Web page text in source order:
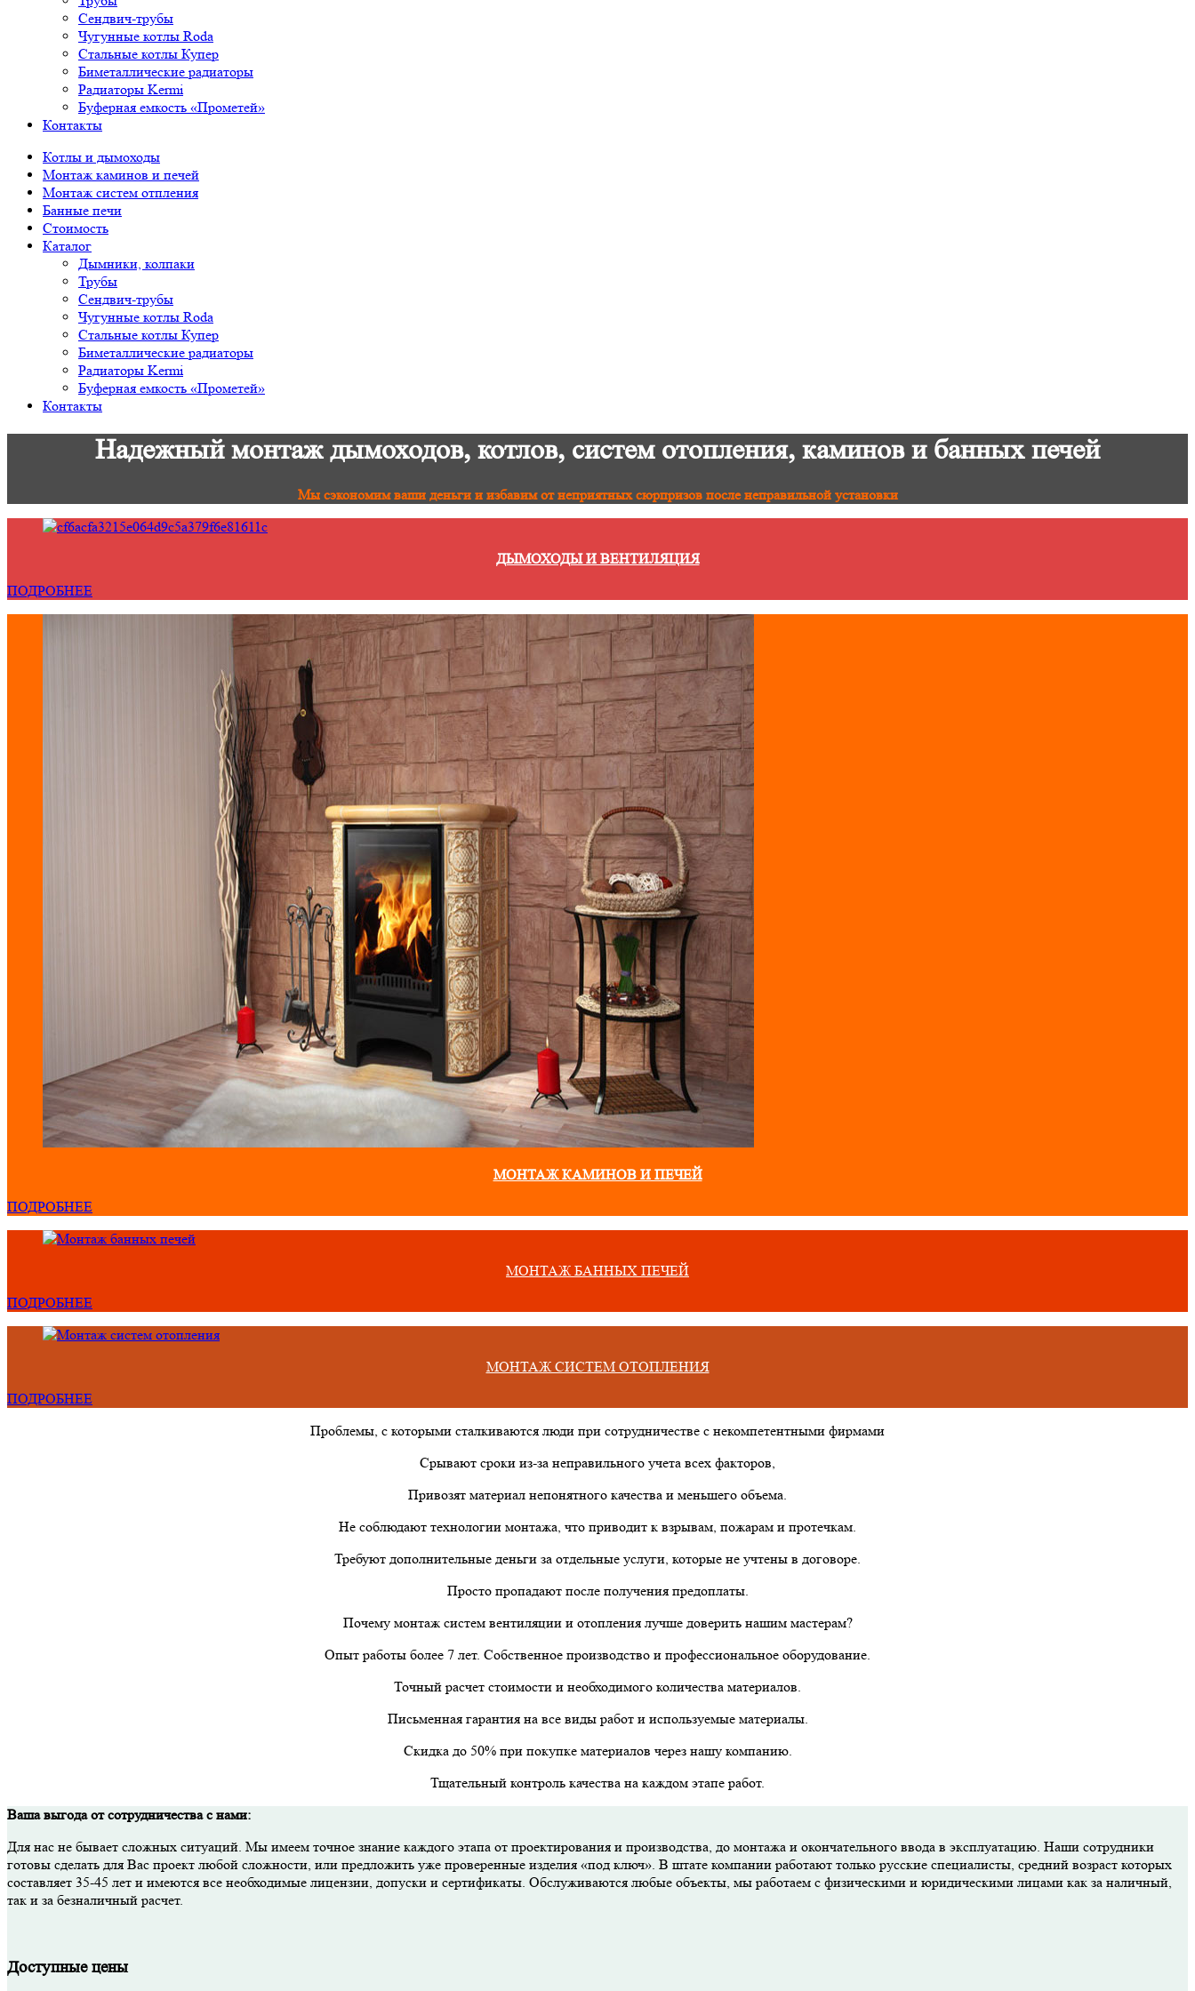
Сендвич-трубы
Чугунные котлы Roda
Стальные котлы Купер
Биметаллические радиаторы
Радиаторы Kermi
Буферная емкость «Прометей»
Контакты
Котлы и дымоходы
Монтаж каминов и печей
Монтаж систем отпления
Банные печи
Стоимость
Каталог
Дымники, колпаки
Трубы
Сендвич-трубы
Чугунные котлы Roda
Стальные котлы Купер
Биметаллические радиаторы
Радиаторы Kermi
Буферная емкость «Прометей»
Контакты
Надежный монтаж дымоходов, котлов, систем отопления, каминов и банных печей
Мы сэкономим ваши деньги и избавим от неприятных сюрпризов после неправильной установки
ДЫМОХОДЫ И ВЕНТИЛЯЦИЯ
ПОДРОБНЕЕ
МОНТАЖ КАМИНОВ И ПЕЧЕЙ
ПОДРОБНЕЕ
МОНТАЖ БАННЫХ ПЕЧЕЙ
ПОДРОБНЕЕ
МОНТАЖ СИСТЕМ ОТОПЛЕНИЯ
ПОДРОБНЕЕ
Проблемы, с которыми сталкиваются люди при сотрудничестве с некомпетентными фирмами
Срывают сроки из-за неправильного учета всех факторов,
Привозят материал непонятного качества и меньшего объема.
Не соблюдают технологии монтажа, что приводит к взрывам, пожарам и протечкам.
Требуют дополнительные деньги за отдельные услуги, которые не учтены в договоре.
Просто пропадают после получения предоплаты.
Почему монтаж систем вентиляции и отопления лучше доверить нашим мастерам?
Опыт работы более 7 лет. Собственное производство и профессиональное оборудование.
Точный расчет стоимости и необходимого количества материалов.
Письменная гарантия на все виды работ и используемые материалы.
Скидка до 50% при покупке материалов через нашу компанию.
Тщательный контроль качества на каждом этапе работ.
Ваша выгода от сотрудничества с нами:
Для нас не бывает сложных ситуаций. Мы имеем точное знание каждого этапа от проектирования и производства, до монтажа и окончательного ввода в эксплуатацию. Наши сотрудники
готовы сделать для Вас проект любой сложности, или предложить уже проверенные изделия «под ключ». В штате компании работают только русские специалисты, средний возраст которых
составляет 35-45 лет и имеются все необходимые лицензии, допуски и сертификаты. Обслуживаются любые объекты, мы работаем с физическими и юридическими лицами как за наличный,
так и за безналичный расчет.
Доступные цены